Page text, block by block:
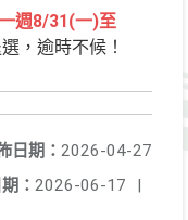
週8/31(一)至
，逾時不候！
日期： 2026-04-27
： 2026-06-17 |